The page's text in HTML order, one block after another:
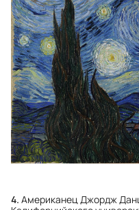
4. Американец Джордж